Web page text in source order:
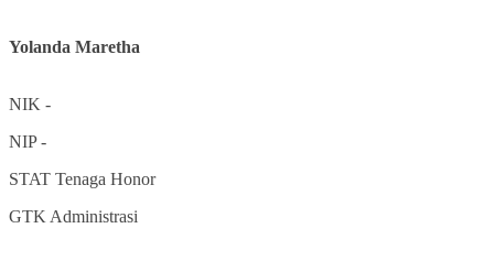
Yolanda Maretha
NIK -
NIP-
STAT Tenaga Honor
GTK Administrasi